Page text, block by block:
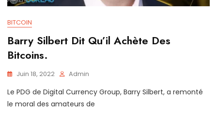
BITCOIN
Barry Silbert Dit Qu’il Achète Des
Bitcoins.
Juin 18, 2022 Admin
Le PDG de Digital Currency Group, Barry Silbert, a remonté
le moral des amateurs de